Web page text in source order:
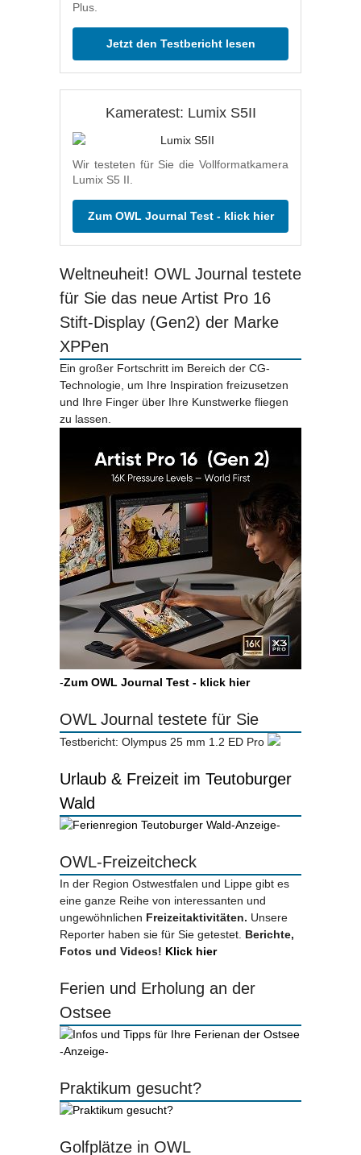
Plus.
Jetzt den Testbericht lesen
Kameratest: Lumix S5II
Wir testeten für Sie die Vollformatkamera
Lumix S5 II.
Zum OWL Journal Test - klick hier
Weltneuheit! OWL Journal testete
für Sie das neue Artist Pro 16
Stift-Display (Gen2) der Marke
XPPen
Ein großer Fortschritt im Bereich der CG-
Technologie, um Ihre Inspiration freizusetzen
und Ihre Finger über Ihre Kunstwerke fliegen
zu lassen.
-Zum OWL Journal Test - klick hier
OWL Journal testete für Sie
Testbericht: Olympus 25 mm 1.2 ED Pro
Urlaub & Freizeit im Teutoburger
Wald
-Anzeige-
OWL-Freizeitcheck
In der Region Ostwestfalen und Lippe gibt es
eine ganze Reihe von interessanten und
ungewöhnlichen Freizeitaktivitäten. Unsere
Reporter haben sie für Sie getestet. Berichte,
Fotos und Videos! Klick hier
Ferien und Erholung an der
Ostsee
-Anzeige-
Praktikum gesucht?
Golfplätze in OWL